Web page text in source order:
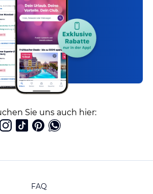
Sie uns auch hier:
FAQ